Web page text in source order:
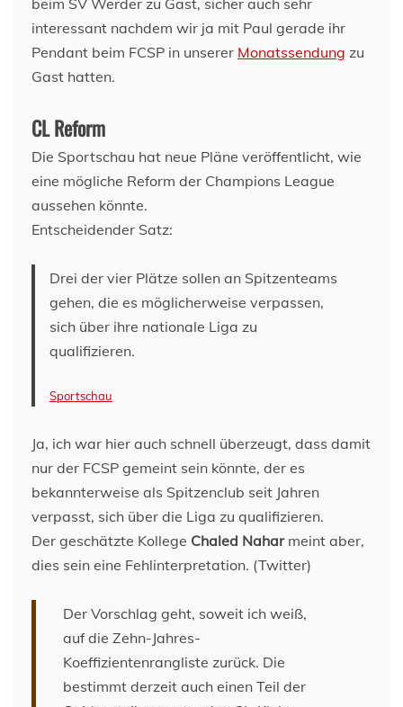
interessant nachdem wir ja mit Paul gerade ihr
Pendant beim FCSP in unserer Monatssendung zu
Gast hatten.
CL Reform
Die Sportschau hat neue Pläne veröffentlicht, wie
eine mögliche Reform der Champions League
aussehen könnte.
Entscheidender Satz:
Drei der vier Plätze sollen an Spitzenteams
gehen, die es möglicherweise verpassen,
sich über ihre nationale Liga zu
qualifizieren.
Sportschau
Ja, ich war hier auch schnell überzeugt, dass damit
nur der FCSP gemeint sein könnte, der es
bekannterweise als Spitzenclub seit Jahren
verpasst, sich über die Liga zu qualifizieren.
Der geschätzte Kollege Chaled Naharmeint aber,
dies sein eine Fehlinterpretation. (Twitter)
Der Vorschlag geht, soweit ich weiß,
auf die Zehn-Jahres-
Koeffizientenrangliste zurück. Die
bestimmt derzeit auch einen Teil der